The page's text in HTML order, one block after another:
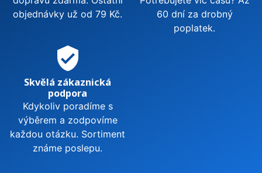
objednávky už od 79 Kč.
60 dní za drobný
poplatek.
verified_user
Skvělá zákaznická
podpora
Kdykoliv poradíme s
výběrem a zodpovíme
každou otázku. Sortiment
známe poslepu.